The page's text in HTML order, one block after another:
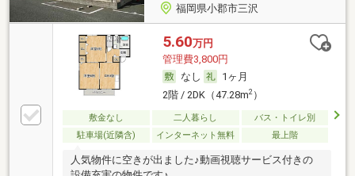
福岡県小郡市三沢
5.60万円
管理費3,800円
なし
1ヶ月
2階 / 2DK（47.28m2）
敷金なし 二人暮らし
バス・トイレ別
駐車場(近隣含)
インターネット無料 最上階
人気物件に空きが出ました♪動画視聴サービス付きの